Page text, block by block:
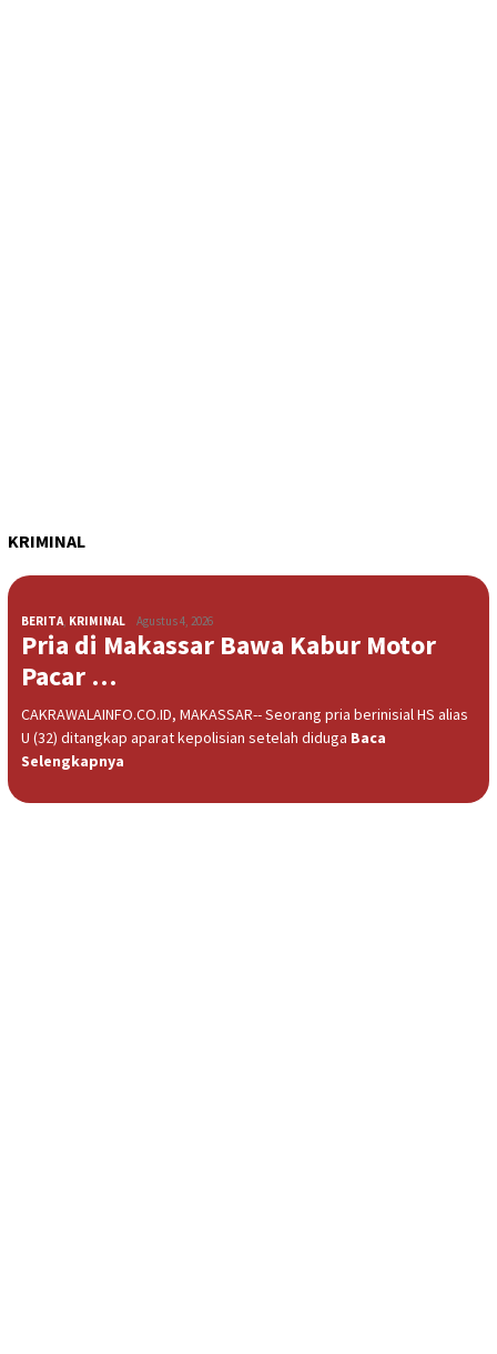
KRIMINAL
BERITA, KRIMINAL Agustus 4, 2026
Pria di Makassar Bawa Kabur Motor
Pacar …
CAKRAWALAINFO.CO.ID, MAKASSAR-- Seorang pria berinisial HS alias
U (32) ditangkap aparat kepolisian setelah diduga Baca
Selengkapnya